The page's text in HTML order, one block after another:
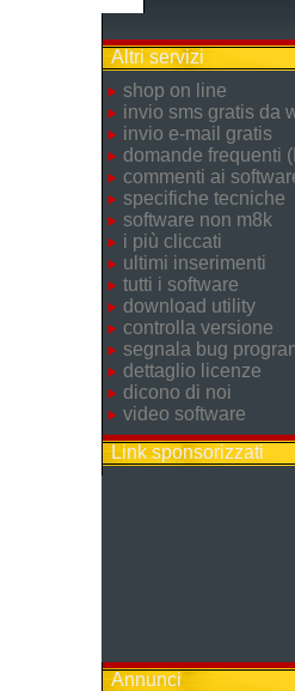
Altri servizi
shop on line
invio sms gratis da
invio e-mail gratis
domande frequenti
commenti ai
specifiche tecniche
software non m8k
i più cliccati
ultimi inserimenti
tutti i software
download utility
controlla versione
segnala bug
dettaglio licenze
dicono di noi
video software
Link sponsorizzati
Annunci